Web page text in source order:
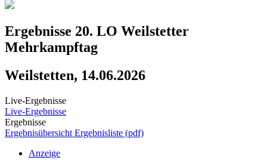
Ergebnisse 20. LO Weilstetter
Mehrkampftag
Weilstetten, 14.06.2026
Live-Ergebnisse
Live-Ergebnisse
Ergebnisse
Ergebnisübersicht Ergebnisliste (pdf)
Anzeige